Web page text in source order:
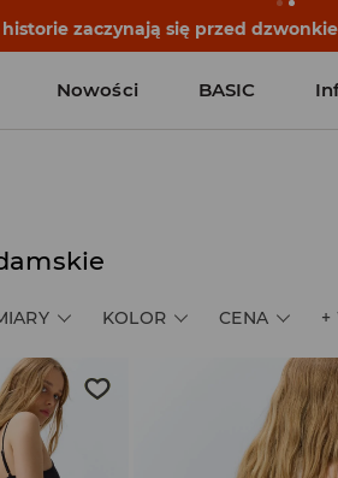
zaczynają się przed
Nowości BASIC
KOLOR CENA +